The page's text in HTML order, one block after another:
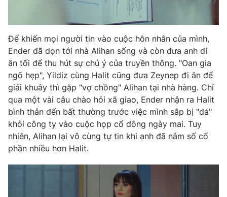
Để khiến mọi người tin vào cuộc hôn nhân của mình,
Ender đã dọn tới nhà Alihan sống và còn đưa anh đi
ăn tối để thu hút sự chú ý của truyền thông. "Oan gia
ngõ hẹp", Yildiz cùng Halit cũng đưa Zeynep đi ăn để
giải khuây thì gặp "vợ chồng" Alihan tại nhà hàng. Chỉ
qua một vài câu chào hỏi xã giao, Ender nhận ra Halit
bình thản đến bất thường trước việc mình sắp bị "đá"
khỏi công ty vào cuộc họp cổ đông ngày mai. Tuy
nhiên, Alihan lại vô cùng tự tin khi anh đã nắm số cổ
phần nhiều hơn Halit.